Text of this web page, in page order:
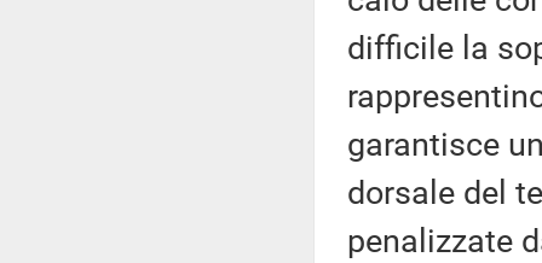
difficile la
garantisce
dorsale del
penalizzate